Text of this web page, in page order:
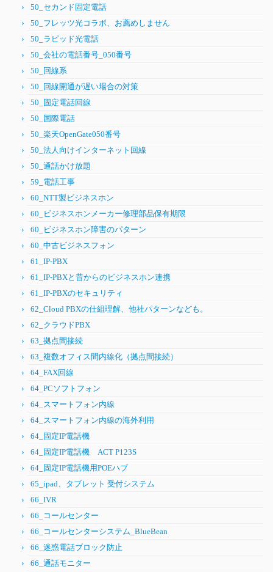
50_セカンド固定電話
50_フレッツ光コラボ、お薦めしません
50_ラピッド光電話
50_会社の電話番号_050番号
50_回線系
50_回線開通が遅い場合の対策
50_固定電話回線
50_国際電話
50_楽天OpenGate050番号
50_法人向けインターネット回線
50_通話かけ放題
59_電話工事
60_NTT製ビジネスホン
60_ビジネスホンメーカー修理部品保有期限
60_ビジネスホン障害のパターン
60_中古ビジネスフォン
61_IP-PBX
61_IP-PBXと昔からのビジネスホン連携
61_IP-PBXのセキュリティ
62_Cloud PBXの仕組理解、他社パターンなども。
62_クラウドPBX
63_拠点間接続
63_複数オフィス間内線化（拠点間接続）
64_FAX回線
64_PCソフトフォン
64_スマートフォン内線
64_スマートフォン内線の海外利用
64_固定IP電話機
64_固定IP電話機 ACT P123S
64_固定IP電話機用POEハブ
65_ipad、タブレット 受付システム
66_IVR
66_コールセンター
66_コールセンターシステム_BlueBean
66_迷惑電話ブロック防止
66_通話モニター